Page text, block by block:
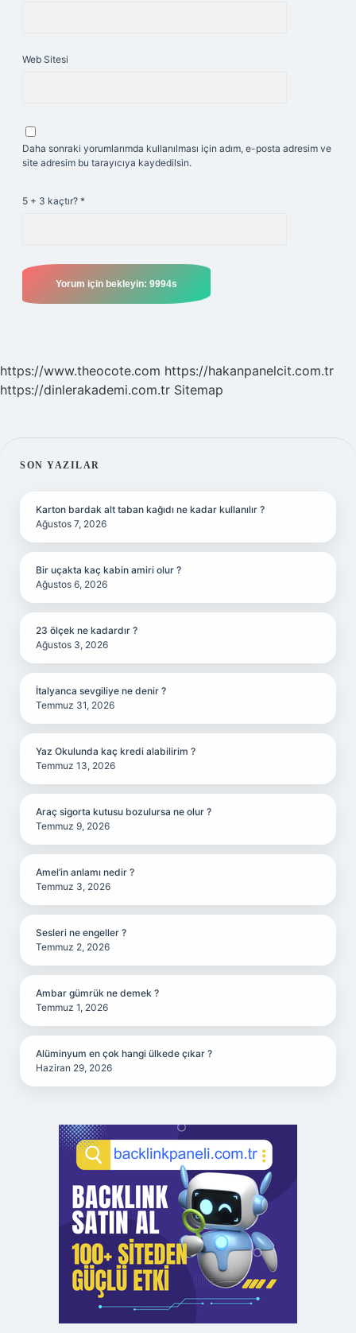
Web Sitesi
Daha sonraki yorumlarımda kullanılması için adım, e-posta adresim ve
site adresim bu tarayıcıya kaydedilsin.
5 + 3 kaçtır? *
https://www.theocote.com https://hakanpanelcit.com.tr
https://dinlerakademi.com.tr Sitemap
SIDEBAR
SON YAZILAR
Karton bardak alt taban kağıdı ne kadar kullanılır ?
Ağustos 7, 2026
Bir uçakta kaç kabin amiri olur ?
Ağustos 6, 2026
23 ölçek ne kadardır ?
Ağustos 3, 2026
İtalyanca sevgiliye ne denir ?
Temmuz 31, 2026
Yaz Okulunda kaç kredi alabilirim ?
Temmuz 13, 2026
Araç sigorta kutusu bozulursa ne olur ?
Temmuz 9, 2026
Amel’in anlamı nedir ?
Temmuz 3, 2026
Sesleri ne engeller ?
Temmuz 2, 2026
Ambar gümrük ne demek ?
Temmuz 1, 2026
Alüminyum en çok hangi ülkede çıkar ?
Haziran 29, 2026